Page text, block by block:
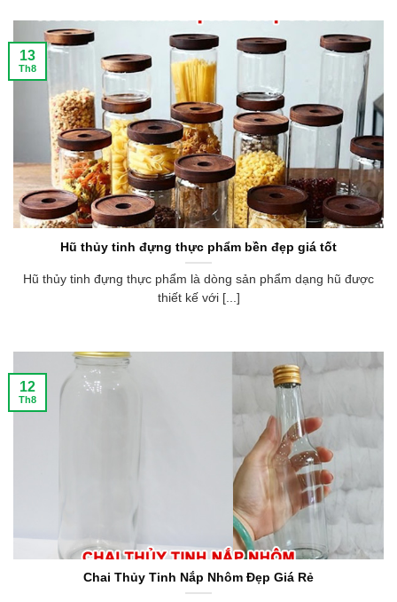
Hũ thủy tinh đựng thực phẩm bền đẹp giá tốt
Hũ thủy tinh đựng thực phẩm là dòng sản phẩm dạng hũ được
thiết kế với [...]
13
Th8
Chai Thủy Tinh Nắp Nhôm Đẹp Giá Rẻ
12
Th8